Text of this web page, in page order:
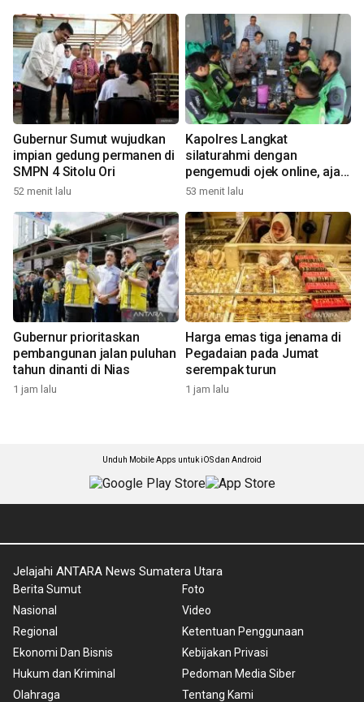
Gubernur Sumut wujudkan
impian gedung permanen di
SMPN 4 Sitolu Ori
52 menit lalu
Kapolres Langkat
silaturahmi dengan
pengemudi ojek online, ajak
jaga Kamtibmas jelang HUT
53 menit lalu
Gubernur prioritaskan
pembangunan jalan puluhan
tahun dinanti di Nias
1 jam lalu
Harga emas tiga jenama di
Pegadaian pada Jumat
serempak turun
1 jam lalu
Unduh Mobile Apps untuk iOS dan Android
Jelajahi ANTARA News Sumatera Utara
Berita Sumut
Nasional
Regional
Ekonomi Dan Bisnis
Hukum dan Kriminal
Olahraga
Foto
Video
Ketentuan Penggunaan
Kebijakan Privasi
Pedoman Media Siber
Tentang Kami